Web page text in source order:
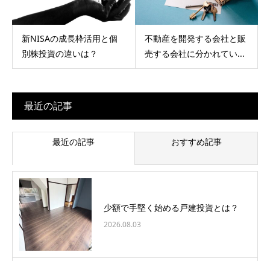
新NISAの成長枠活用と個
別株投資の違いは？
不動産を開発する会社と販
売する会社に分かれてい...
最近の記事
最近の記事 おすすめ記事
少額で手堅く始める戸建投資とは？
2026.08.03